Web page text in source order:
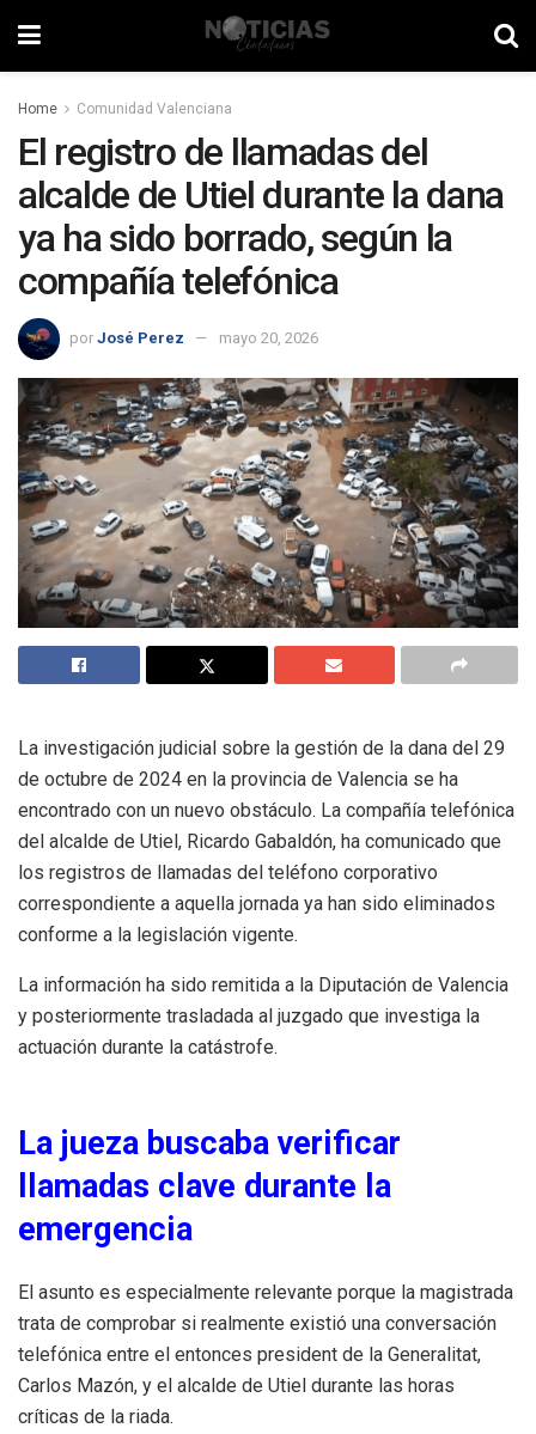
Home Comunidad Valenciana
El registro de llamadas del
alcalde de Utiel durante la dana
ya ha sido borrado, según la
compañía telefónica
por José Perez mayo 20, 2026
La investigación judicial sobre la gestión de la dana del 29
de octubre de 2024 en la provincia de Valencia se ha
encontrado con un nuevo obstáculo. La compañía telefónica
del alcalde de Utiel, Ricardo Gabaldón, ha comunicado que
los registros de llamadas del teléfono corporativo
correspondiente a aquella jornada ya han sido eliminados
conforme a la legislación vigente.
La información ha sido remitida a la Diputación de Valencia
y posteriormente trasladada al juzgado que investiga la
actuación durante la catástrofe.
La jueza buscaba verificar
llamadas clave durante la
emergencia
El asunto es especialmente relevante porque la magistrada
trata de comprobar si realmente existió una conversación
telefónica entre el entonces president de la Generalitat,
Carlos Mazón, y el alcalde de Utiel durante las horas
críticas de la riada.